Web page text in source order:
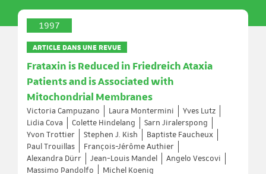
1997
ARTICLE DANS UNE REVUE
Frataxin is Reduced in Friedreich Ataxia
Patients and is Associated with
Mitochondrial Membranes
Victoria Campuzano Laura Montermini
Yves Lutz
Lidia Cova
Colette Hindelang
Sarn Jiralerspong
Yvon Trottier
Stephen J. Kish
Baptiste Faucheux
Paul Trouillas
François-Jérôme Authier
Alexandra Dürr
Jean-Louis Mandel
Angelo Vescovi
Massimo Pandolfo
Michel Koenig